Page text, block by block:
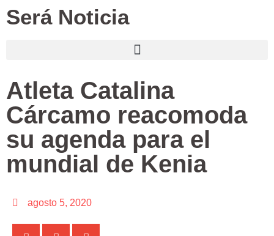
Será Noticia
Atleta Catalina
Cárcamo reacomoda
su agenda para el
mundial de Kenia
agosto 5, 2020